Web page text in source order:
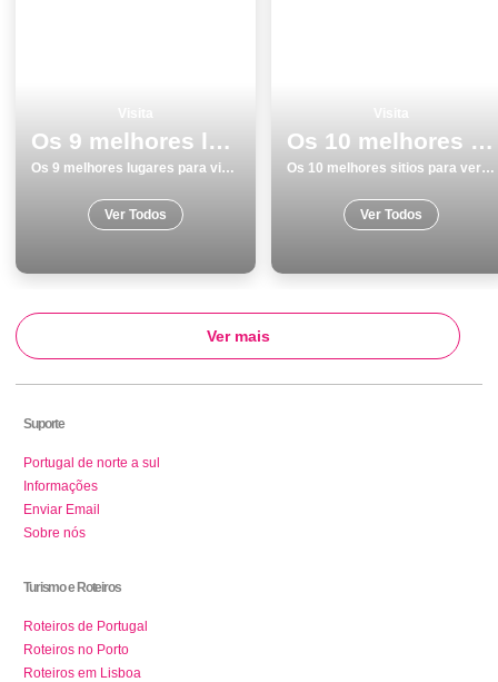
Os 9 melhores lugares para visitar em Barcelos
Os 9 melhores lugares para visitar em Barcelos
Ver Todos
Os 10 melhores sitios para ver e visitar em Peniche
Os 10 melhores sitios para ver e visitar em Peniche
Ver Todos
Ver mais
Suporte
Portugal de norte a sul
Informações
Enviar Email
Sobre nós
Turismo e Roteiros
Roteiros de Portugal
Roteiros no Porto
Roteiros em Lisboa